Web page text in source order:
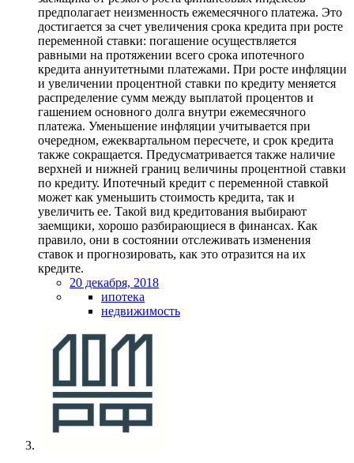
предполагает неизменность ежемесячного платежа. Это
достигается за счет увеличения срока кредита при росте
переменной ставки: погашение осуществляется
равными на протяжении всего срока ипотечного
кредита аннуитетными платежами. При росте инфляции
и увеличении процентной ставки по кредиту меняется
распределение сумм между выплатой процентов и
гашением основного долга внутри ежемесячного
платежа. Уменьшение инфляции учитывается при
очередном, ежеквартальном пересчете, и срок кредита
также сокращается. Предусматривается также наличие
верхней и нижней границ величины процентной ставки
по кредиту. Ипотечный кредит с переменной ставкой
может как уменьшить стоимость кредита, так и
увеличить ее. Такой вид кредитования выбирают
заемщики, хорошо разбирающиеся в финансах. Как
правило, они в состоянии отслеживать изменения
ставок и прогнозировать, как это отразится на их
кредите.
20 декабря, 2018
ипотека
недвижимость